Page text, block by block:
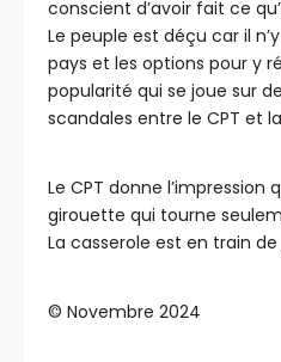
conscient d’avoir fait ce
Le peuple est déçu car il
pays et les options pour y
popularité qui se joue sur
scandales entre le CPT et
Le CPT donne l’impression
girouette qui tourne
La casserole est en train
©️ Novembre 2024